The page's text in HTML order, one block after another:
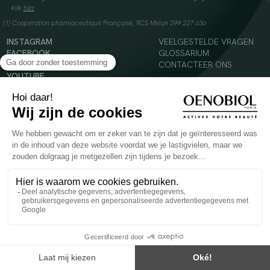
klik hier
(1) Coopération pharmaceutique Française, RCS Melun 399 227 636
INSTAGRAM
FACEBOOK
TIKTOK
YOUTUBE
VEELGESTELDE VRAGEN
GLOSSARIUM
CONTACTEER ONS
Voedingssupplement dat moet worden geconsumeerd als onderdeel van een gevarieerde,
evenwichtige voeding en een gezonde levensstijl. Aanbevolen dagelijkse dosis niet
overschrijden. Enkel voor volwassenen, buiten het bereik van kinderen houden.